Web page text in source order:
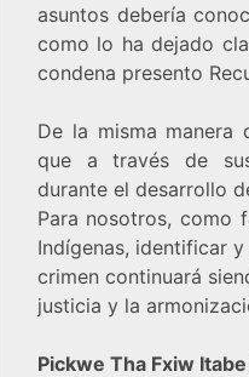
asuntos debería
como lo ha dejado
condena presento
De la misma manera
que a través de
durante el desarrollo
Para nosotros, como
Indígenas, identificar
crimen continuará
justicia y la
Pickwe Tha Fxiw